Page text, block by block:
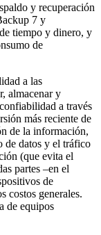
y recuperación
7 y
tiempo y dinero, y
de
a las
almacenar y
a través
más reciente de
de la información,
de datos y el tráfico
(que evita el
partes –en el
de
costos generales.
de equipos